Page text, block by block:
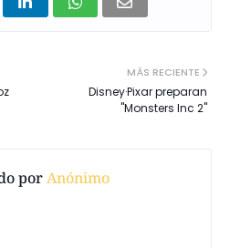
MÁS RECIENTE
Disney·Pixar preparan
"Monsters Inc 2"
porAnónimo